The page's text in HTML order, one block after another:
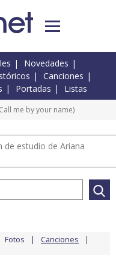
Novedades
Canciones
Portadas Listas
me by your name)
de estudio de Ariana
Fotos Canciones